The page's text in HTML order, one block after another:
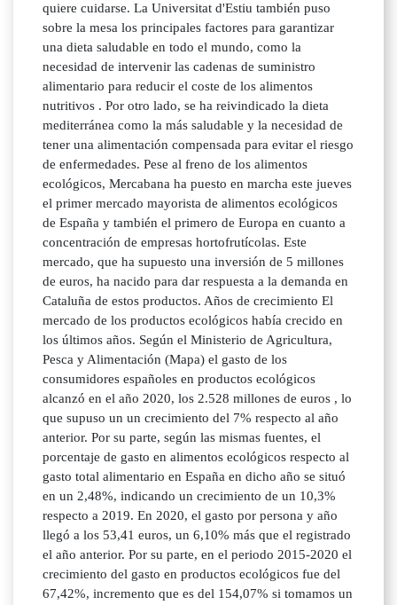
quiere cuidarse. La Universitat d'Estiu también puso
sobre la mesa los principales factores para garantizar
una dieta saludable en todo el mundo, como la
necesidad de intervenir las cadenas de suministro
alimentario para reducir el coste de los alimentos
nutritivos . Por otro lado, se ha reivindicado la dieta
mediterránea como la más saludable y la necesidad de
tener una alimentación compensada para evitar el riesgo
de enfermedades. Pese al freno de los alimentos
ecológicos, Mercabana ha puesto en marcha este jueves
el primer mercado mayorista de alimentos ecológicos
de España y también el primero de Europa en cuanto a
concentración de empresas hortofrutícolas. Este
mercado, que ha supuesto una inversión de 5 millones
de euros, ha nacido para dar respuesta a la demanda en
Cataluña de estos productos. Años de crecimiento El
mercado de los productos ecológicos había crecido en
los últimos años. Según el Ministerio de Agricultura,
Pesca y Alimentación (Mapa) el gasto de los
consumidores españoles en productos ecológicos
alcanzó en el año 2020, los 2.528 millones de euros , lo
que supuso un un crecimiento del 7% respecto al año
anterior. Por su parte, según las mismas fuentes, el
porcentaje de gasto en alimentos ecológicos respecto al
gasto total alimentario en España en dicho año se situó
en un 2,48%, indicando un crecimiento de un 10,3%
respecto a 2019. En 2020, el gasto por persona y año
llegó a los 53,41 euros, un 6,10% más que el registrado
el año anterior. Por su parte, en el periodo 2015-2020 el
crecimiento del gasto en productos ecológicos fue del
67,42%, incremento que es del 154,07% si tomamos un